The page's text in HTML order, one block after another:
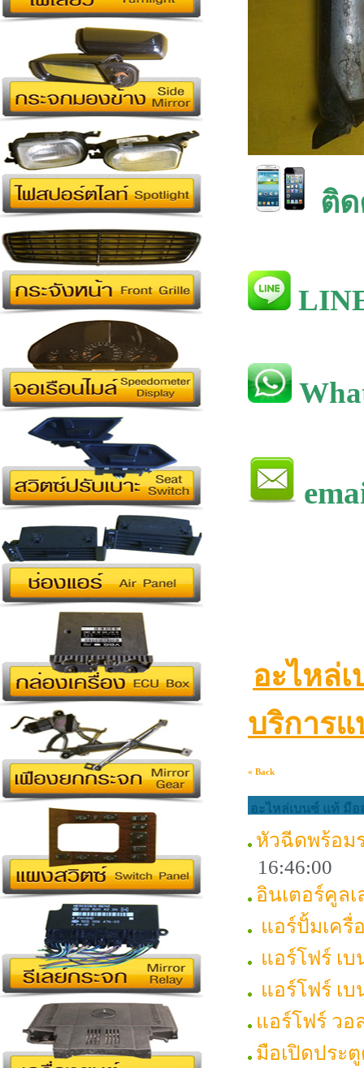
ติ
อะไหล่
บริการ
« Back
อะไหล่เบนซ์ แท้ มือ
หัวฉีดพร้อม
16:46:00
อินเตอร์คูลเ
แอร์ปั้มเครื่
แอร์โฟร์ เบ
แอร์โฟร์ เบ
แอร์โฟร์ วอ
มือเปิดประ